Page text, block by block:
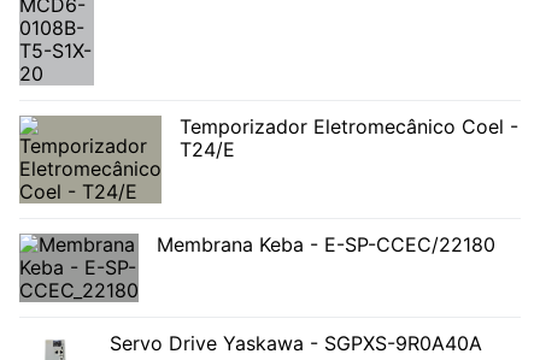
Temporizador Eletromecânico Coel -
T24/E
Membrana Keba - E-SP-CCEC/22180
Servo Drive Yaskawa - SGPXS-9R0A40A